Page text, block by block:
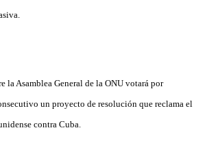
la Asamblea General de la ONU votará por
un proyecto de resolución que reclama el
contra Cuba.